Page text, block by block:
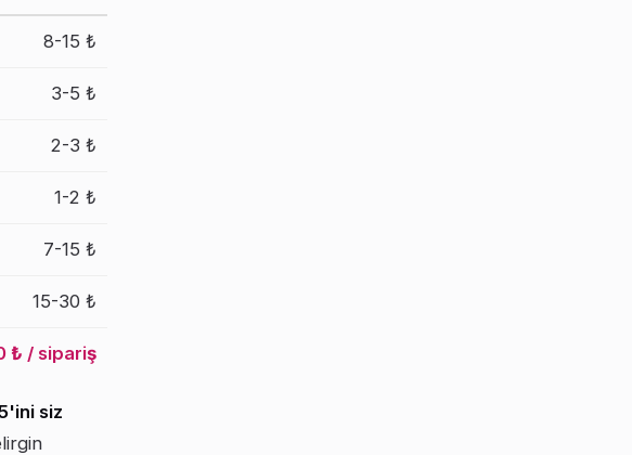
8-15 ₺
3-5 ₺
2-3 ₺
1-2 ₺
7-15 ₺
15-30 ₺
₺ / sipariş
siz